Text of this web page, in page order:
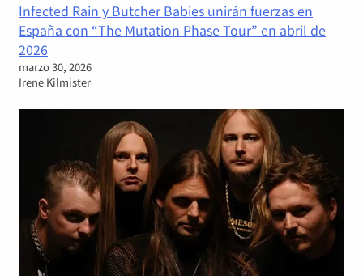
Infected Rain y Butcher Babies unirán fuerzas en
España con “The Mutation Phase Tour” en abril de
2026
marzo 30, 2026
Irene Kilmister